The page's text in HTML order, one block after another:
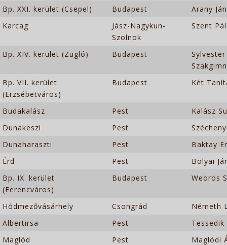
Bp. XXI. kerület (Csepel)
Budapest
Arany
Karcag
Jász-Nagykun-
Szolnok
Szent
Bp. XIV. kerület (Zugló) Budapest
Bp. VII. kerület
(Erzsébetváros)
Budapest Két
Budakalász Pest
Kalász
Dunakeszi
Pest
Dunaharaszti
Pest
Baktay
Érd
Pest
Bolyai
Bp. IX. kerület
(Ferencváros)
Budapest Weörös
Hódmezővásárhely Csongrád
Németh
Albertirsa
Pest
Maglód
Pest
Maglódi